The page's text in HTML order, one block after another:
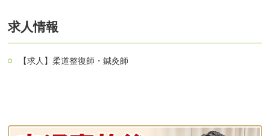
求人情報
【求人】柔道整復師・鍼灸師